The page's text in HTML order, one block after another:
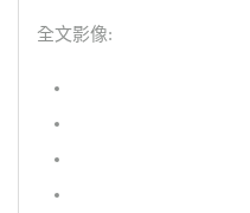
全文影像: